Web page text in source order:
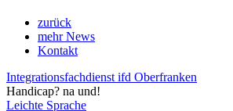
zurück
mehr News
Kontakt
Integrationsfachdienst ifd Oberfranken
Handicap? na und!
Leichte Sprache